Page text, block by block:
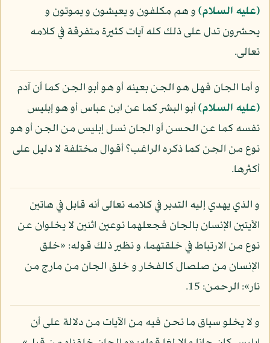
(عليه السلام)و هم مكلفون و يعيشون و يموتون و
يحشرون تدل على ذلك كله آيات كثيرة متفرقة في كلامه
تعالى.
و أما الجان فهل هو الجن بعينه أو هو أبو الجن كما أن آدم
(عليه السلام)أبو البشر كما عن ابن عباس أو هو إبليس
نفسه كما عن الحسن أو الجان نسل إبليس من الجن أو هو
نوع من الجن كما ذكره الراغب؟ أقوال مختلفة لا دليل على
أكثرها.
و الذي يهدي إليه التدبر في كلامه تعالى أنه قابل في هاتين
الآيتين الإنسان بالجان فجعلهما نوعين اثنين لا يخلوان عن
نوع من الارتباط في خلقتهما، و نظير ذلك قوله: «خلق
الإنسان من صلصال كالفخار و خلق الجان من مارج من
نار»: الرحمن: 15.
و لا يخلو سياق ما نحن فيه من الآيات من دلالة على أن